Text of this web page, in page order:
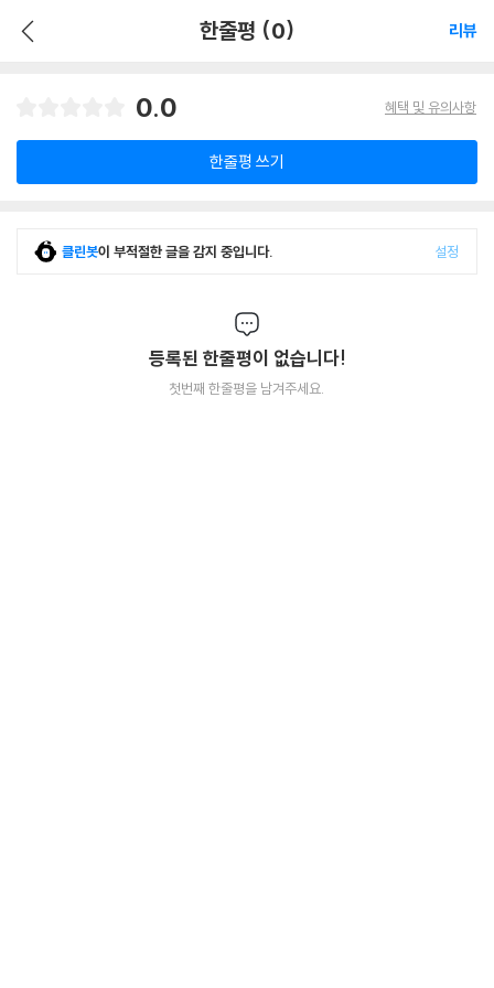
한줄평 (0) 리뷰
0.0 혜택 및 유의사항
한줄평 쓰기
클린봇이 부적절한 글을 감지 중입니다. 설정
등록된 한줄평이 없습니다!
첫번째 한줄평을 남겨주세요.